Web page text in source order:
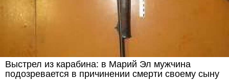
Выстрел из карабина: в Марий Эл мужчина
подозревается в причинении смерти своему сыну